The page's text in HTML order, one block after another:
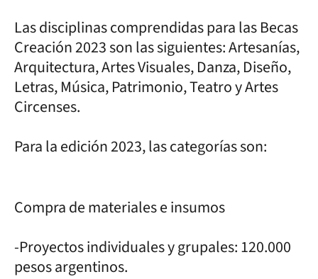
Las disciplinas comprendidas para las Becas
Creación 2023 son las siguientes: Artesanías,
Arquitectura, Artes Visuales, Danza, Diseño,
Letras, Música, Patrimonio, Teatro y Artes
Circenses.
Para la edición 2023, las categorías son:
Compra de materiales e insumos
-Proyectos individuales y grupales: 120.000
pesos argentinos.